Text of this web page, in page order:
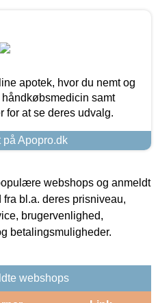
apotek, hvor du nemt og
samt
for at se deres udvalg.
på Apopro.dk
webshops og anmeldt
bl.a. deres prisniveau,
brugervenlighed,
betalingsmuligheder.
webshops